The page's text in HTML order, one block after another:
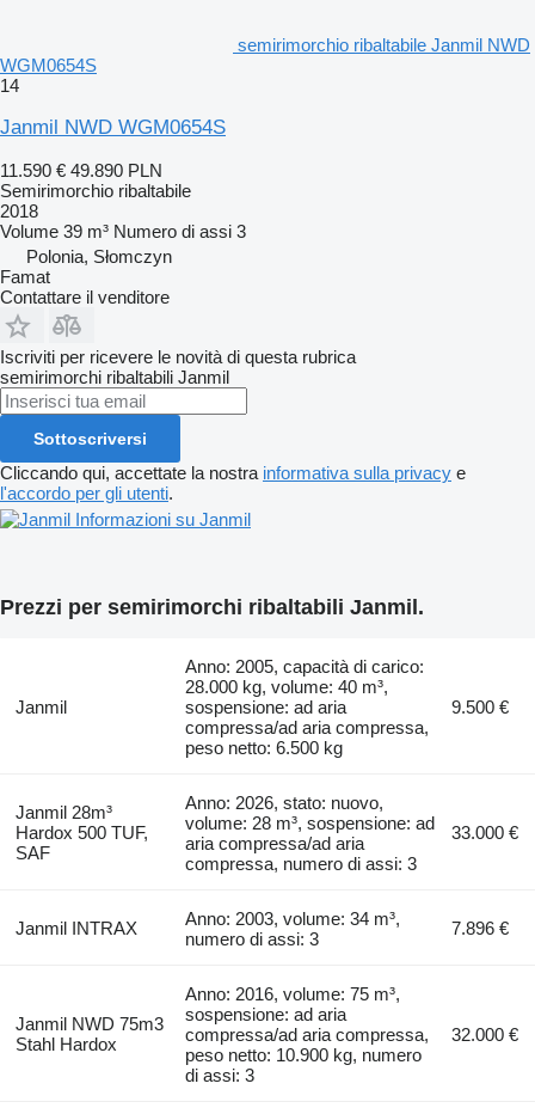
semirimorchio ribaltabile Janmil NWD
WGM0654S
14
Janmil NWD WGM0654S
11.590 € 49.890 PLN
Semirimorchio ribaltabile
2018
Volume 39 m³ Numero di assi 3
Polonia, Słomczyn
Famat
Contattare il venditore
Iscriviti per ricevere le novità di questa rubrica
semirimorchi ribaltabili Janmil
Sottoscriversi
Cliccando qui, accettate la nostra informativa sulla privacy e
l'accordo per gli utenti.
Informazioni su Janmil
Prezzi per semirimorchi ribaltabili Janmil.
Janmil
Anno: 2005, capacità di carico:
28.000 kg, volume: 40 m³,
sospensione: ad aria
compressa/ad aria compressa,
peso netto: 6.500 kg
9.500 €
Janmil 28m³
Hardox 500 TUF,
SAF
Anno: 2026, stato: nuovo,
volume: 28 m³, sospensione: ad
aria compressa/ad aria
compressa, numero di assi: 3
33.000 €
Janmil INTRAX
Anno: 2003, volume: 34 m³,
numero di assi: 3
7.896 €
Janmil NWD 75m3
Stahl Hardox
Anno: 2016, volume: 75 m³,
sospensione: ad aria
compressa/ad aria compressa,
peso netto: 10.900 kg, numero
di assi: 3
32.000 €